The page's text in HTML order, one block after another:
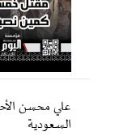
علي محسن
السعودية